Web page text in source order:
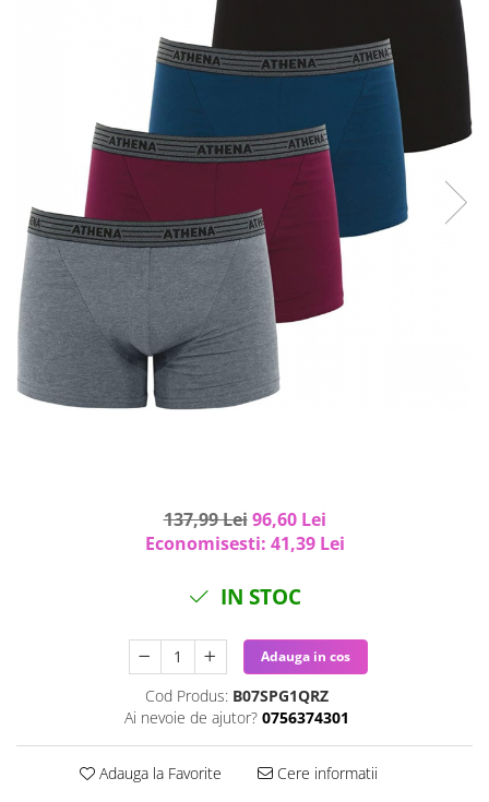
Iluminat & Electrice
Kit-uri automatizari porti si usi
Mobila dormitor
Mobila gradina & terasa
Mobila Living & Dining
Organizare si depozitare
Rafturi
Sanitare
Scule electrice si unelte
Utilaje si materiale de constructii
Telefoane Mobile & accesorii
Wearable & Gadgeturi
Electrocasnice & Climatizare
Accesorii si piese masini spalat
rufe si uscatoare
137,99 Lei 96,60 Lei
Economisesti: 41,39 Lei
IN STOC
Adauga in cos
Cod Produs: B07SPG1QRZ
Ai nevoie de ajutor? 0756374301
Adauga la Favorite Cere informatii